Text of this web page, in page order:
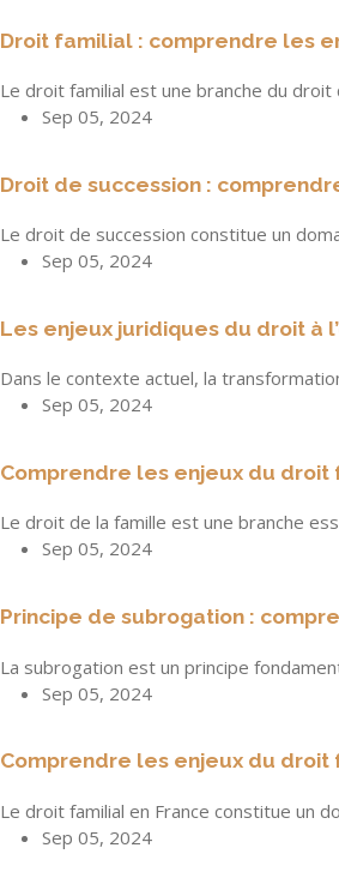
Droit familial : comprendre les
Le droit familial est une branche du
Sep 05, 2024
Droit de succession :
Le droit de succession constitue un
Sep 05, 2024
Les enjeux juridiques du droit à
Dans le contexte actuel, la
Sep 05, 2024
Comprendre les enjeux du
Le droit de la famille est une branche
Sep 05, 2024
Principe de subrogation :
La subrogation est un principe
Sep 05, 2024
Comprendre les enjeux du droit
Le droit familial en France constitue un
Sep 05, 2024